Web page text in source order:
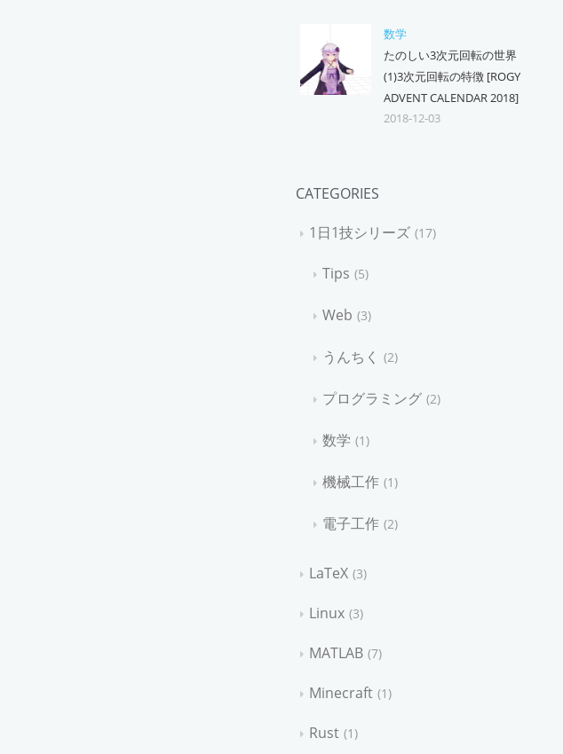
数学
たのしい3次元回転の世界
(1)3次元回転の特徴 [ROGY
ADVENT CALENDAR 2018]
2018-12-03
CATEGORIES
1日1技シリーズ 17
Tips 5
Web 3
うんちく 2
プログラミング 2
数学 1
機械工作 1
電子工作 2
LaTeX 3
Linux 3
MATLAB 7
Minecraft 1
Rust 1